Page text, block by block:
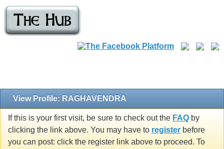
View Profile: RAGHAVENDRA
If this is your first visit, be sure to check out the FAQ by
clicking the link above. You may have to register before
you can post: click the register link above to proceed. To